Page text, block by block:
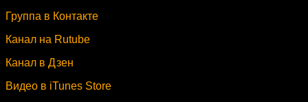
Группа в Контакте
Канал на Rutube
Канал в Дзен
Видео в iTunes Store